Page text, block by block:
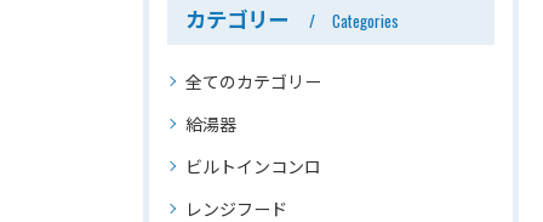
カテゴリー Categories
全てのカテゴリー
給湯器
ビルトインコンロ
レンジフード